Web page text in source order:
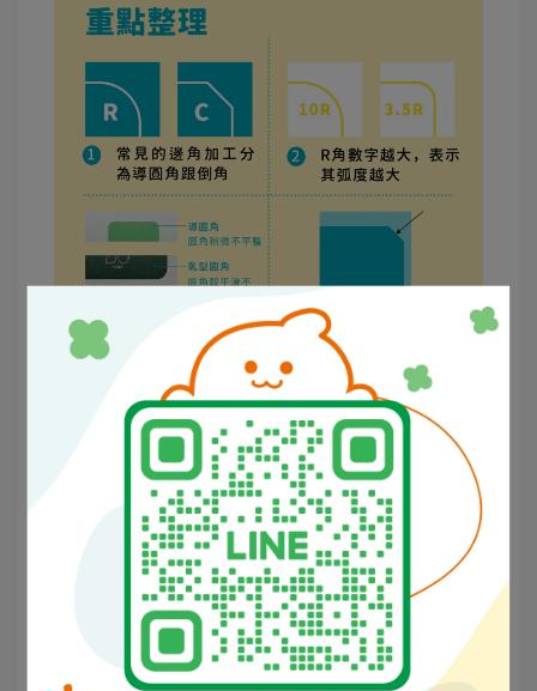
常見邊角加工分為導圓角（R）與倒角（C）。
R 角數字越大，圓弧越大；倒角則是直接切出斜
導圓角有標準尺寸可用；追求平滑可開模軋型。
倒角視覺俐落、不存在圓弧角度問題。
延伸應用：不只印刷品！